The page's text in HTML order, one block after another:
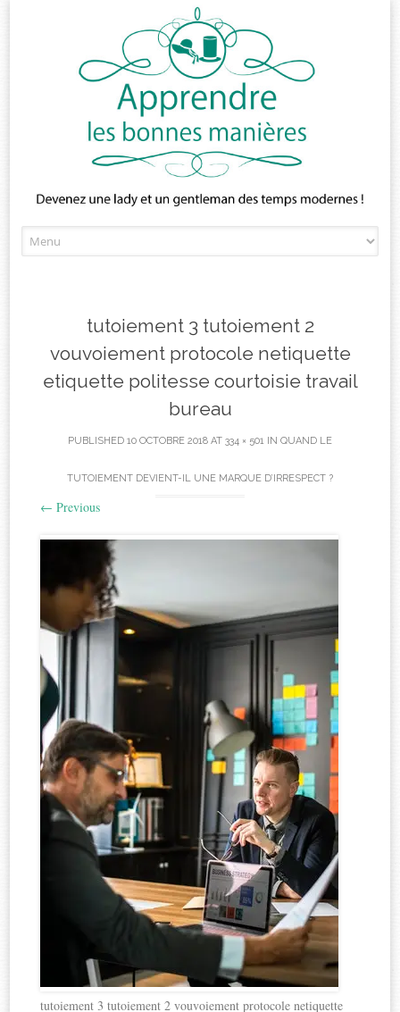
to
tutoiement 3 tutoiement 2
vouvoiement protocole netiquette
etiquette politesse courtoisie travail
bureau
PUBLISHED 10 OCTOBRE 2018 AT 334 × 501 IN QUAND LE
TUTOIEMENT DEVIENT-IL UNE MARQUE D’IRRESPECT ?
← Previous
tutoiement 3 tutoiement 2 vouvoiement protocole netiquette